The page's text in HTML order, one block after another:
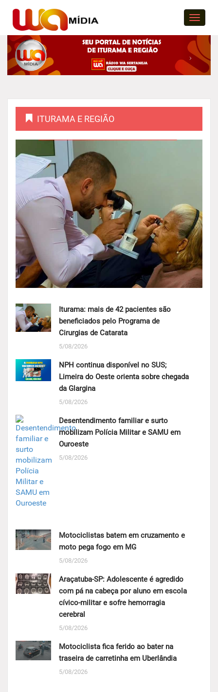
Menu
ITURAMA E REGIÃO
Iturama: mais de 42 pacientes são
beneficiados pelo Programa de
Cirurgias de Catarata
5/08/2026
NPH continua disponível no SUS;
Limeira do Oeste orienta sobre chegada
da Glargina
5/08/2026
Desentendimento familiar e surto
mobilizam Polícia Militar e SAMU em
Ouroeste
5/08/2026
Motociclistas batem em cruzamento e
moto pega fogo em MG
5/08/2026
Araçatuba-SP: Adolescente é agredido
com pá na cabeça por aluno em escola
cívico-militar e sofre hemorragia
cerebral
5/08/2026
Motociclista fica ferido ao bater na
traseira de carretinha em Uberlândia
5/08/2026